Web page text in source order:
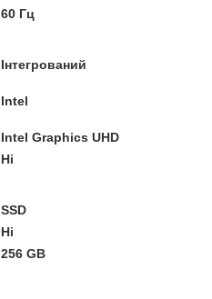
60 Гц
Інтегрований
Intel
Intel Graphics UHD
Ні
SSD
Ні
256 GB